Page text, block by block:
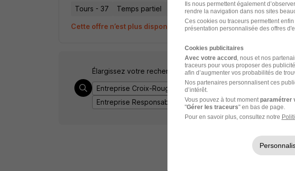
Tours - 37 Temps partiel 36 481,92 - 37 201,73 € / an
Cette offre n’est plus disponible depuis le 07/08/26
Élargissez votre recherche deResponsable service client
Entreprise Croix-Rouge française
Emploi Responsable
Entreprise Responsable service client
Ils nous permettent également
rendre la navigation dans nos sites
Ces cookies ou traceurs permettent
présentation personnalisée des offres
Cookies publicitaires
Avec votre accord , nous et nos
traceurs pour vous proposer des
afin d’augmenter vos probabilités de
Nos partenaires personnalisent ces
d’intérêt.
Vous pouvez à tout momentparamétrer
"Gérer les traceurs" en bas de page.
Pour en savoir plus, consultez notre